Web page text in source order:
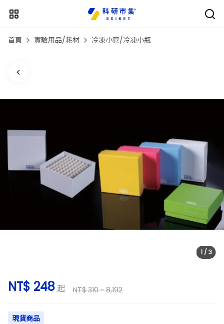
首頁 實驗用品/耗材 冷凍小管/冷凍小瓶
1/ 3
NT$ 248起 NT$ 310 ~ 8,192
現貨商品